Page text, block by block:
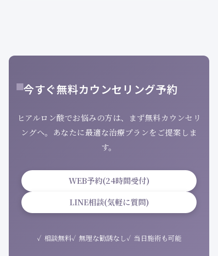
今すぐ無料カウンセリング予約
ヒアルロン酸でお悩みの方は、まず無料カウンセリ
ングへ。あなたに最適な治療プランをご提案しま
す。
WEB予約(24時間受付)
LINE相談(気軽に質問)
相談無料 無理な勧誘なし 当日施術も可能